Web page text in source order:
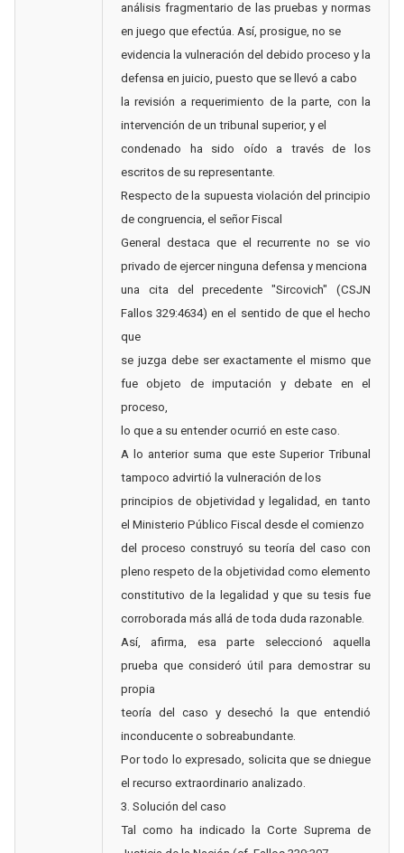
análisis fragmentario de las pruebas y normas
en juego que efectúa. Así, prosigue, no se
evidencia la vulneración del debido proceso y la
defensa en juicio, puesto que se llevó a cabo
la revisión a requerimiento de la parte, con la
intervención de un tribunal superior, y el
condenado ha sido oído a través de los
escritos de su representante.
Respecto de la supuesta violación del principio
de congruencia, el señor Fiscal
General destaca que el recurrente no se vio
privado de ejercer ninguna defensa y menciona
una cita del precedente "Sircovich" (CSJN
Fallos 329:4634) en el sentido de que el hecho
que
se juzga debe ser exactamente el mismo que
fue objeto de imputación y debate en el
proceso,
lo que a su entender ocurrió en este caso.
A lo anterior suma que este Superior Tribunal
tampoco advirtió la vulneración de los
principios de objetividad y legalidad, en tanto
el Ministerio Público Fiscal desde el comienzo
del proceso construyó su teoría del caso con
pleno respeto de la objetividad como elemento
constitutivo de la legalidad y que su tesis fue
corroborada más allá de toda duda razonable.
Así, afirma, esa parte seleccionó aquella
prueba que consideró útil para demostrar su
propia
teoría del caso y desechó la que entendió
inconducente o sobreabundante.
Por todo lo expresado, solicita que se dniegue
el recurso extraordinario analizado.
3. Solución del caso
Tal como ha indicado la Corte Suprema de